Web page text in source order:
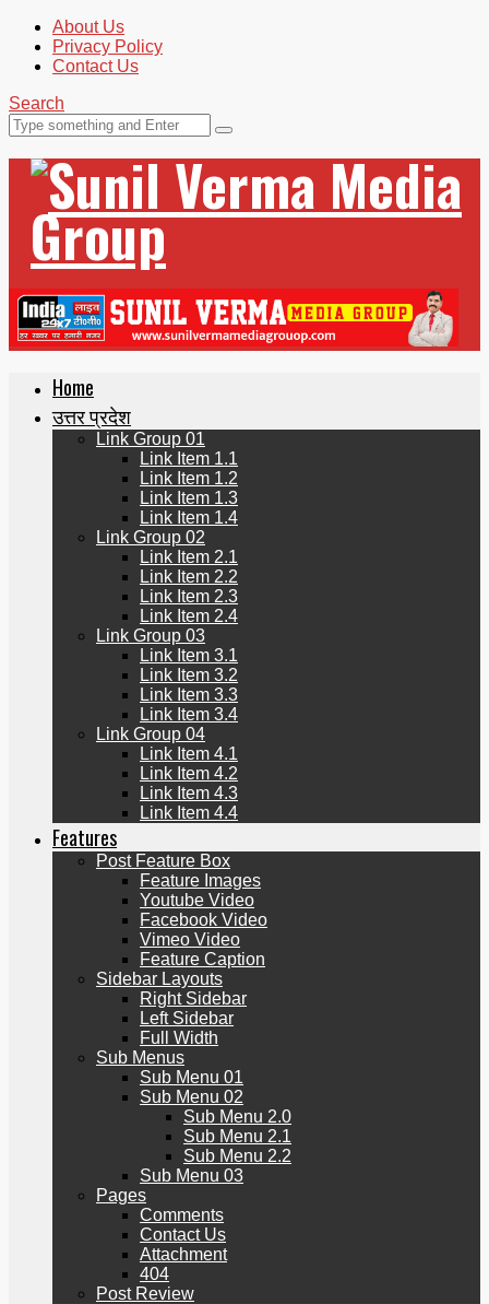
About Us
Privacy Policy
Contact Us
Search
Home
उत्तर प्रदेश
Link Group 01
Link Item 1.1
Link Item 1.2
Link Item 1.3
Link Item 1.4
Link Group 02
Link Item 2.1
Link Item 2.2
Link Item 2.3
Link Item 2.4
Link Group 03
Link Item 3.1
Link Item 3.2
Link Item 3.3
Link Item 3.4
Link Group 04
Link Item 4.1
Link Item 4.2
Link Item 4.3
Link Item 4.4
Features
Post Feature Box
Feature Images
Youtube Video
Facebook Video
Vimeo Video
Feature Caption
Sidebar Layouts
Right Sidebar
Left Sidebar
Full Width
Sub Menus
Sub Menu 01
Sub Menu 02
Sub Menu 2.0
Sub Menu 2.1
Sub Menu 2.2
Sub Menu 03
Pages
Comments
Contact Us
Attachment
404
Post Review